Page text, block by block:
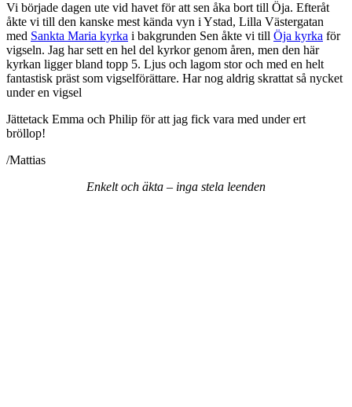
Vi började dagen ute vid havet för att sen åka bort till Öja. Efteråt
åkte vi till den kanske mest kända vyn i Ystad, Lilla Västergatan
med Sankta Maria kyrka i bakgrunden Sen åkte vi till Öja kyrka för
vigseln. Jag har sett en hel del kyrkor genom åren, men den här
kyrkan ligger bland topp 5. Ljus och lagom stor och med en helt
fantastisk präst som vigselförättare. Har nog aldrig skrattat så nycket
under en vigsel
Jättetack Emma och Philip för att jag fick vara med under ert
bröllop!
/Mattias
Enkelt och äkta – inga stela leenden